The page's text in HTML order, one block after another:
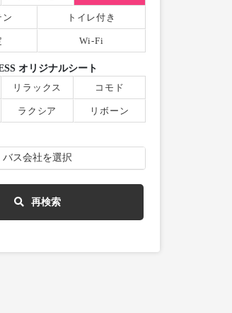
ン トイレ付き
Wi-Fi
オリジナルシート
リラックス コモド
ラクシア リボーン
バス会社を選択
再検索